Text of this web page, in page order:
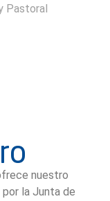
Pastoral
nuestro
la Junta de